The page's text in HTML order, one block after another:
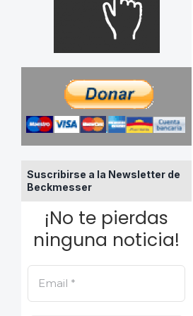
Suscribirse a la Newsletter de
Beckmesser
¡No te pierdas
ninguna noticia!